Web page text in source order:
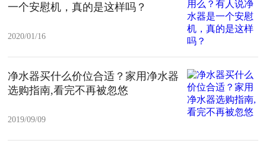
一个安慰机，真的是这样吗？
2020/01/16
净水器买什么价位合适？家用净水器
选购指南,看完不再被忽悠
2019/09/09